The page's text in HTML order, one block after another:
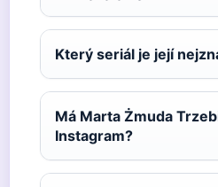
Který seriál je její
Má Marta Żmuda
Instagram?